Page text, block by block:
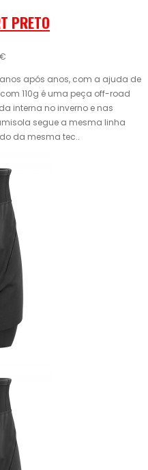
PRETO
após anos, com a ajuda de
110g é uma peça off-road
interna no inverno e nas
segue a mesma linha
da mesma tec..